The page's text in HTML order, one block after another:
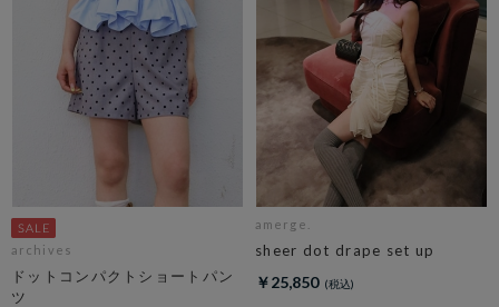
archives
ドットコンパクトショートパン
ツ
amerge.
sheer dot drape set up
￥25,850